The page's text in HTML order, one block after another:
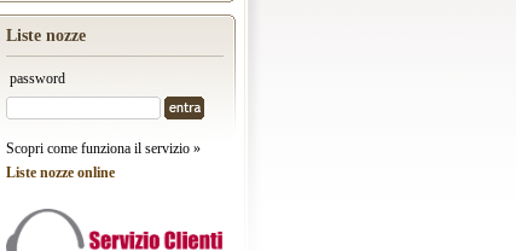
Liste nozze
password
Scopri come funziona il servizio »
Liste nozze online